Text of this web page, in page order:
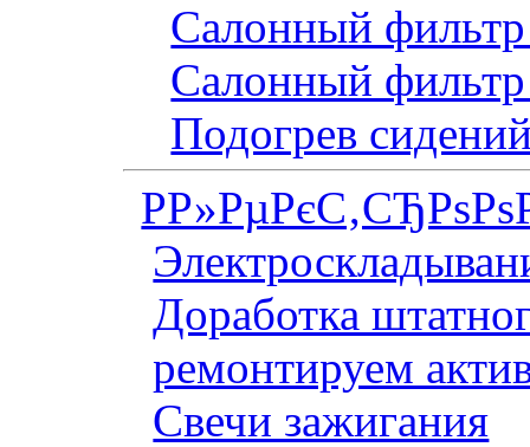
Салонный фильтр
Салонный фильтр
Подогрев
Доработка
ремонтируем
Свечи зажигания